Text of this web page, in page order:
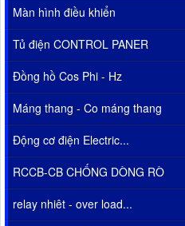
Màn hình điều khiển
Tủ điện CONTROL PANER
Đồng hồ Cos Phi - Hz
Máng thang - Co máng thang
Động cơ điện Electric...
RCCB-CB CHỐNG DÒNG RÒ
relay nhiêt - over load...